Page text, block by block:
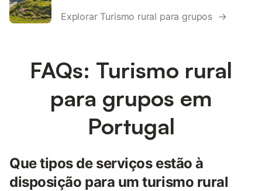
Explorar Turismo rural para grupos →
FAQs: Turismo rural
para grupos em
Portugal
Que tipos de serviços estão à
disposição para um turismo rural